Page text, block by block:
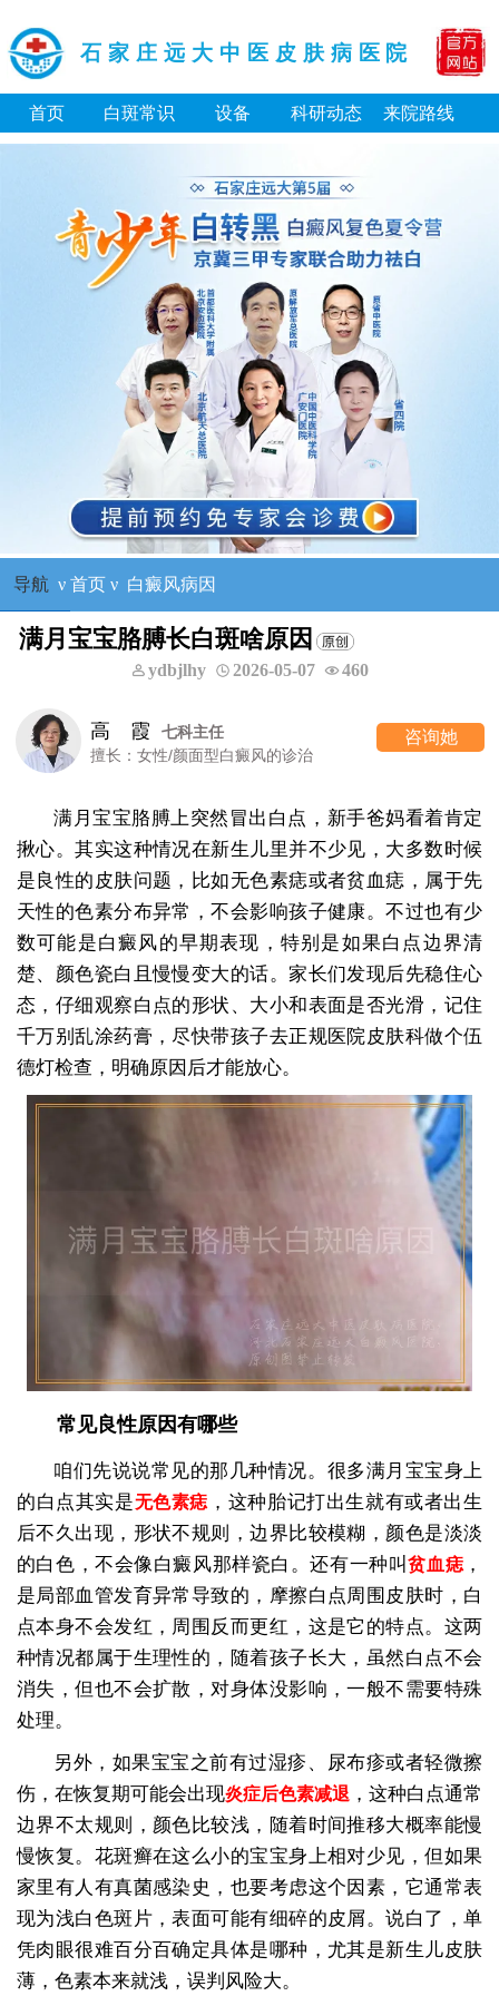
石家庄远大中医皮肤病医院
首页 白斑常识 设备 科研动态 来院路线
导航 ν 首页ν 白癜风病因
满月宝宝胳膊长白斑啥原因
ydbjlhy 2026-05-07 460
高 霞
七科主任
擅长：女性/颜面型白癜风的诊治
咨询她
满月宝宝胳膊上突然冒出白点，新手爸妈看着肯定
揪心。其实这种情况在新生儿里并不少见，大多数时候
是良性的皮肤问题，比如无色素痣或者贫血痣，属于先
天性的色素分布异常，不会影响孩子健康。不过也有少
数可能是白癜风的早期表现，特别是如果白点边界清
楚、颜色瓷白且慢慢变大的话。家长们发现后先稳住心
态，仔细观察白点的形状、大小和表面是否光滑，记住
千万别乱涂药膏，尽快带孩子去正规医院皮肤科做个伍
德灯检查，明确原因后才能放心。
常见良性原因有哪些
咱们先说说常见的那几种情况。很多满月宝宝身上
的白点其实是无色素痣 ，这种胎记打出生就有或者出生
后不久出现，形状不规则，边界比较模糊，颜色是淡淡
的白色，不会像白癜风那样瓷白。还有一种叫贫血痣，
是局部血管发育异常导致的，摩擦白点周围皮肤时，白
点本身不会发红，周围反而更红，这是它的特点。这两
种情况都属于生理性的，随着孩子长大，虽然白点不会
消失，但也不会扩散，对身体没影响，一般不需要特殊
处理。
另外，如果宝宝之前有过湿疹、尿布疹或者轻微擦
伤，在恢复期可能会出现炎症后色素减退 ，这种白点通常
边界不太规则，颜色比较浅，随着时间推移大概率能慢
慢恢复。花斑癣在这么小的宝宝身上相对少见，但如果
家里有人有真菌感染史，也要考虑这个因素，它通常表
现为浅白色斑片，表面可能有细碎的皮屑。说白了，单
凭肉眼很难百分百确定具体是哪种，尤其是新生儿皮肤
薄，色素本来就浅，误判风险大。